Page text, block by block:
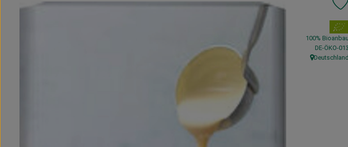
, Verband:
100% Bioanbau
,DE-ÖKO-013
, Herkunft:
Deutschland